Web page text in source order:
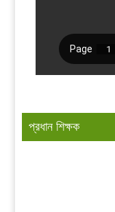
প্রধান শিক্ষক